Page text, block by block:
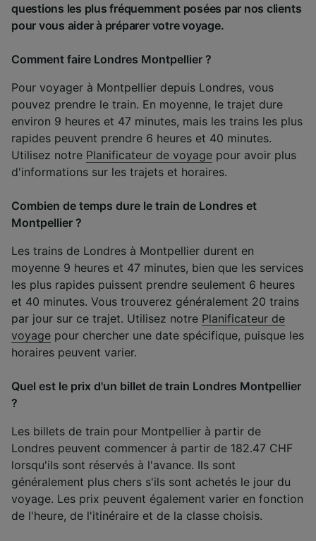
questions les plus fréquemment posées par nos clients
pour vous aider à préparer votre voyage.
Comment faire Londres Montpellier ?
Pour voyager à Montpellier depuis Londres, vous
pouvez prendre le train. En moyenne, le trajet dure
environ 9 heures et 47 minutes, mais les trains les plus
rapides peuvent prendre 6 heures et 40 minutes.
Utilisez notre Planificateur de voyage pour avoir plus
d'informations sur les trajets et horaires.
Combien de temps dure le train de Londres et
Montpellier ?
Les trains de Londres à Montpellier durent en
moyenne 9 heures et 47 minutes, bien que les services
les plus rapides puissent prendre seulement 6 heures
et 40 minutes. Vous trouverez généralement 20 trains
par jour sur ce trajet. Utilisez notre Planificateur de
voyage pour chercher une date spécifique, puisque les
horaires peuvent varier.
Quel est le prix d'un billet de train Londres Montpellier
?
Les billets de train pour Montpellier à partir de
Londres peuvent commencer à partir de 182.47 CHF
lorsqu'ils sont réservés à l'avance. Ils sont
généralement plus chers s'ils sont achetés le jour du
voyage. Les prix peuvent également varier en fonction
de l'heure, de l'itinéraire et de la classe choisis.